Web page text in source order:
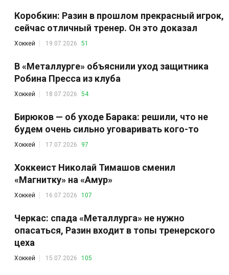
Коробкин: Разин в прошлом прекрасный игрок,
сейчас отличный тренер. Он это доказал
Хоккей 19.07.2026 51
В «Металлурге» объяснили уход защитника
Робина Пресса из клуба
Хоккей 18.07.2026 54
Бирюков — об уходе Барака: решили, что не
будем очень сильно уговаривать кого-то
Хоккей 17.07.2026 97
Хоккеист Николай Тимашов сменил
«Магнитку» на «Амур»
Хоккей 16.07.2026 107
Черкас: спада «Металлурга» не нужно
опасаться, Разин входит в топы тренерского
цеха
Хоккей 15.07.2026 105